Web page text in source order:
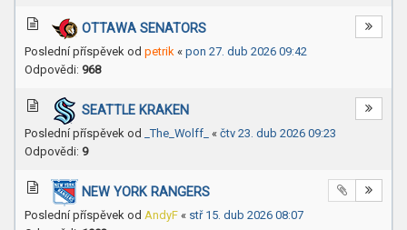
OTTAWA SENATORS
Poslední příspěvek od petrik « pon 27. dub 2026 09:42
Odpovědi: 968
SEATTLE KRAKEN
Poslední příspěvek od _The_Wolff_ « čtv 23. dub 2026 09:23
Odpovědi: 9
NEW YORK RANGERS
Poslední příspěvek od AndyF « stř 15. dub 2026 08:07